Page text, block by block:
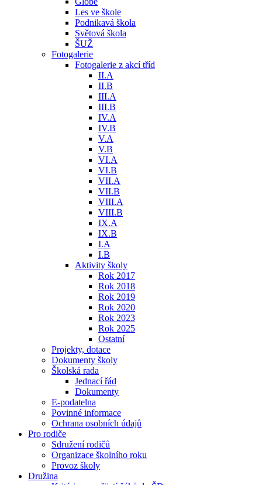
Les ve škole
Podnikavá škola
Světová škola
ŠUŽ
Fotogalerie
Fotogalerie z akcí tříd
II.A
II.B
III.A
III.B
IV.A
IV.B
V.A
V.B
VI.A
VI.B
VII.A
VII.B
VIII.A
VIII.B
IX.A
IX.B
I.A
I.B
Aktivity školy
Rok 2017
Rok 2018
Rok 2019
Rok 2020
Rok 2023
Rok 2025
Ostatní
Projekty, dotace
Dokumenty školy
Školská rada
Jednací řád
Dokumenty
E-podatelna
Povinné informace
Ochrana osobních údajů
Pro rodiče
Sdružení rodičů
Organizace školního roku
Provoz školy
Družina